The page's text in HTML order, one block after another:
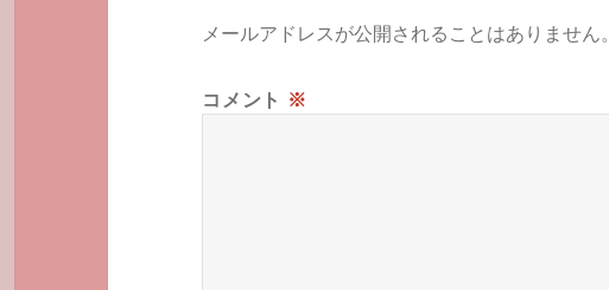
メールアドレスが公開されることはありません。
コメント ※